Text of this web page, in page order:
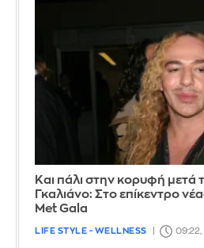
Και πάλι στην κορυφή μετά
Γκαλιάνο: Στο επίκεντρο
Met Gala
LIFE STYLE - WELLNESS 09:22,